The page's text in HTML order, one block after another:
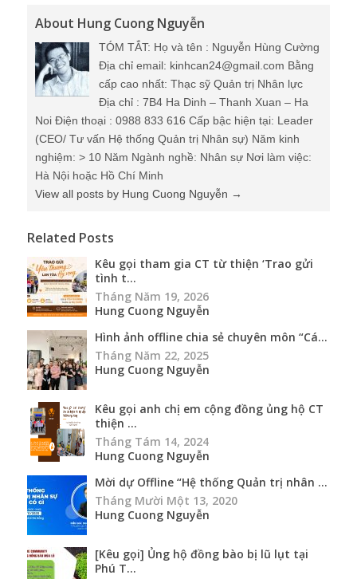
About Hung Cuong Nguyễn
TÓM TẮT: Họ và tên : Nguyễn Hùng Cường
Địa chỉ email: kinhcan24@gmail.com Bằng
cấp cao nhất: Thạc sỹ Quản trị Nhân lực
Địa chỉ : 7B4 Ha Dinh – Thanh Xuan – Ha
Noi Điện thoại : 0988 833 616 Cấp bậc hiện tại: Leader
(CEO/ Tư vấn Hệ thống Quản trị Nhân sự) Năm kinh
nghiệm: > 10 Năm Ngành nghề: Nhân sự Nơi làm việc:
Hà Nội hoặc Hồ Chí Minh
View all posts by Hung Cuong Nguyễn →
Related Posts
Kêu gọi tham gia CT từ thiện ‘Trao gửi
tình t...
Tháng Năm 19, 2026
Hung Cuong Nguyễn
Hình ảnh offline chia sẻ chuyên môn “Cá...
Tháng Năm 22, 2025
Hung Cuong Nguyễn
Kêu gọi anh chị em cộng đồng ủng hộ CT
thiện ...
Tháng Tám 14, 2024
Hung Cuong Nguyễn
Mời dự Offline “Hệ thống Quản trị nhân ...
Tháng Mười Một 13, 2020
Hung Cuong Nguyễn
[Kêu gọi] Ủng hộ đồng bào bị lũ lụt tại
Phú T...